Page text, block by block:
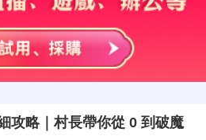
攻略｜村長帶你從 0 到破魔